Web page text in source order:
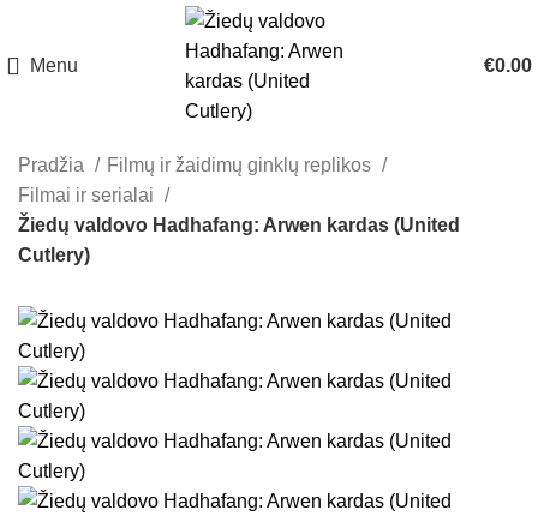
Menu €0.00
Pradžia
Filmų ir žaidimų ginklų replikos
Filmai ir serialai
Žiedų valdovo Hadhafang: Arwen kardas (United
Cutlery)